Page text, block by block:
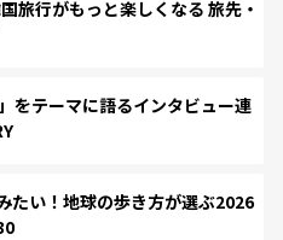
行がもっと楽しくなる 旅先・
をテーマに語るインタビュー連
たい！地球の歩き方が選ぶ2026